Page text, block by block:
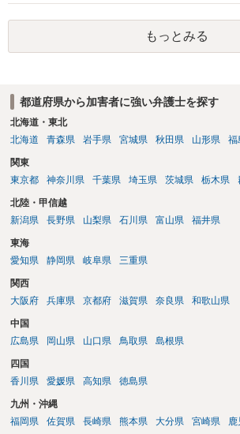
座る女性を盗撮(全体像写真1枚と5秒程度の動画
着や胸など強調したものではありません。」と
も捜査段階では性的姿態等撮影罪の被疑事実で
が私の弁護経験では多くなった印象です（最終
もっとみる
都道府県から加害者に強い弁護士を探す
北海道・東北
北海道
青森県 岩手県 宮城県 秋田県 山形県 福
関東
東京都
神奈川県 千葉県 埼玉県 茨城県 栃木県
北陸・甲信越
新潟県
長野県 山梨県 石川県 富山県 福井県
東海
愛知県
静岡県 岐阜県 三重県
関西
大阪府
兵庫県 京都府 滋賀県 奈良県 和歌山県
中国
広島県
岡山県 山口県 鳥取県 島根県
四国
香川県
愛媛県 高知県 徳島県
九州・沖縄
福岡県
佐賀県 長崎県 熊本県 大分県 宮崎県 鹿